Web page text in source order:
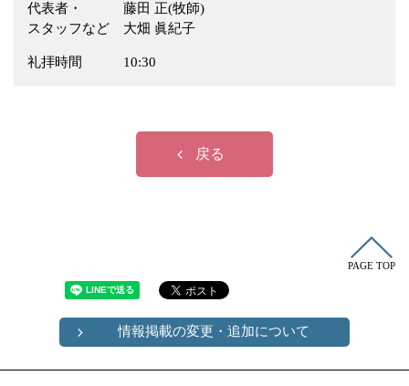
フリーワード
代表者・
スタッフなど
藤田 正(牧師)
大畑 眞紀子
礼拝時間 10:30
戻る
PAGE TOP
情報掲載の変更・追加について